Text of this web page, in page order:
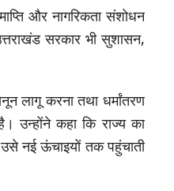
और नागरिकता संशोधन
सरकार भी सुशासन,
लागू करना तथा धर्मांतरण
है। उन्होंने कहा कि राज्य का
नई ऊंचाइयों तक पहुंचाती